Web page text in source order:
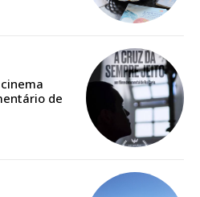
online
Exclusivos para
de